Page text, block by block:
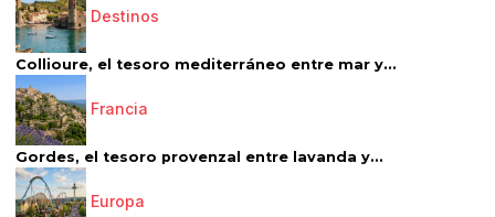
Destinos
Collioure, el tesoro mediterráneo entre mar y...
Francia
Gordes, el tesoro provenzal entre lavanda y...
Europa